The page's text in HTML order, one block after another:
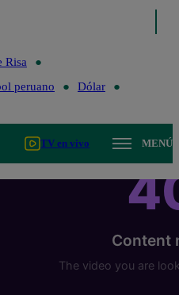
Risa
peruano
Dólar
TV en vivo MENÚ